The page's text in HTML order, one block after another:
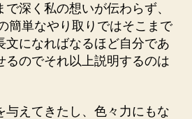
で深く私の想いが伝わらず、
簡単なやり取りではそこまで
文になればなるほど自分であ
るのでそれ以上説明するのは
与えてきたし、色々力にもな